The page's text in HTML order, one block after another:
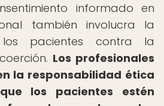
informado en
también involucra la
pacientes contra la
Los profesionales
la responsabilidad ética
los pacientes estén